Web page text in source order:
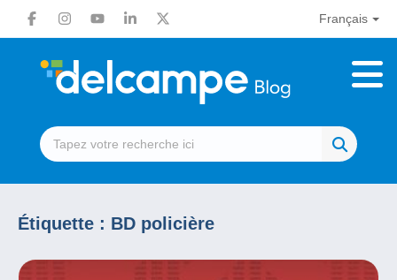
Français
Étiquette : BD policière